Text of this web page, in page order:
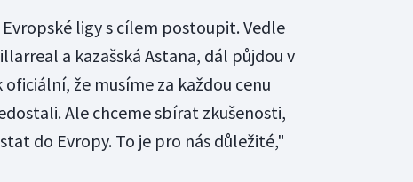
ligy s cílem postoupit. Vedle
a kazašská Astana, dál půjdou v
že musíme za každou cenu
Ale chceme sbírat zkušenosti,
do Evropy. To je pro nás důležité,"